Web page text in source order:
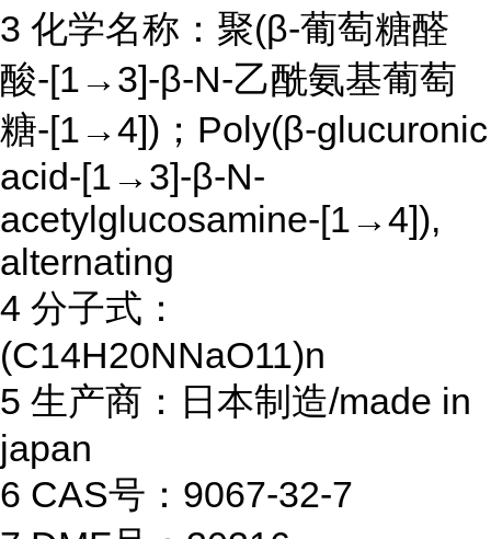
3 化学名称：聚(β-葡萄糖醛
酸-[1→3]-β-N-乙酰氨基葡萄
糖-[1→4])；Poly(β-glucuronic
acid-[1→3]-β-N-
acetylglucosamine-[1→4]),
alternating
4 分子式：
(C14H20NNaO11)n
5 生产商：日本制造/made in
japan
6 CAS号：9067-32-7